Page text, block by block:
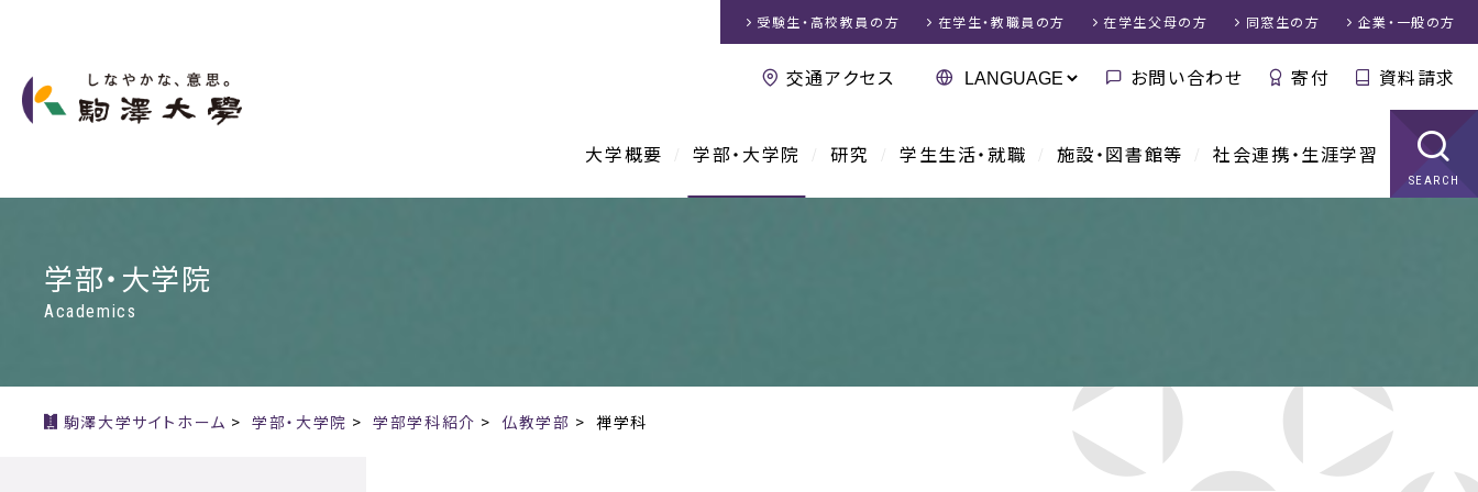
大学概要 学部・大学院 研究 学生生活・就職 施設・図書館等 社会連携・生涯学習
SEARCH
受験生・高校教員 の方 在学生・教職員 の方 在学生父母の方 同窓生の方 企業・一般の方
交通アクセス お問い合わせ 寄付 資料請求
学部・大学院
Academics
駒澤大学サイトホーム >学部・大学院 >学部学科紹介 > 仏教学部 >禅学科